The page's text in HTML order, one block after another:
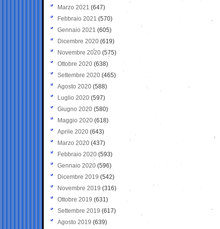
Marzo 2021 (647)
Febbraio 2021 (570)
Gennaio 2021 (605)
Dicembre 2020 (619)
Novembre 2020 (575)
Ottobre 2020 (638)
Settembre 2020(465)
Agosto 2020 (588)
Luglio 2020 (597)
Giugno 2020 (580)
Maggio 2020 (618)
Aprile 2020 (643)
Marzo 2020 (437)
Febbraio 2020 (593)
Gennaio 2020 (596)
Dicembre 2019 (542)
Novembre 2019 (316)
Ottobre 2019 (631)
Settembre 2019 (617)
Agosto 2019 (639)